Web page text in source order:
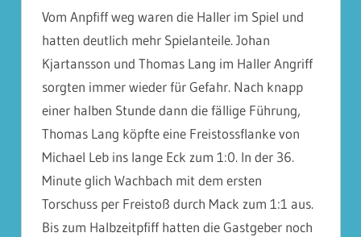
Vom Anpfiff weg waren die Haller im Spiel und
hatten deutlich mehr Spielanteile. Johan
Kjartansson und Thomas Lang im Haller Angriff
sorgten immer wieder für Gefahr. Nach knapp
einer halben Stunde dann die fällige Führung,
Thomas Lang köpfte eine Freistossflanke von
Michael Leb ins lange Eck zum 1:0. In der 36.
Minute glich Wachbach mit dem ersten
Torschuss per Freistoß durch Mack zum 1:1 aus.
Bis zum Halbzeitpfiff hatten die Gastgeber noch